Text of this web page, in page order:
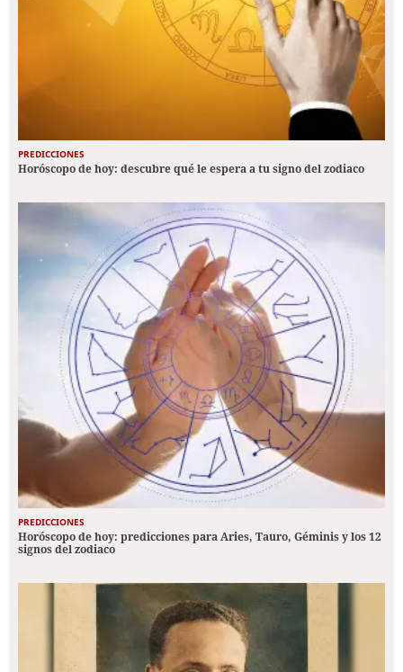
PREDICCIONES
Horóscopo de hoy: descubre qué le espera a tu signo del zodiaco
PREDICCIONES
Horóscopo de hoy: predicciones para Aries, Tauro, Géminis y los 12
signos del zodiaco